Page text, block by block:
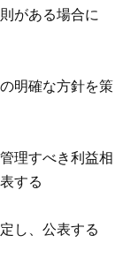
がある場合に
明確な方針を策
理すべき利益相
する
し、公表する